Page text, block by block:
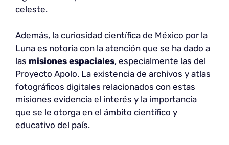
celeste.
Además, la curiosidad científica de México por la
Luna es notoria con la atención que se ha dado a
las misiones espaciales, especialmente las del
Proyecto Apolo. La existencia de archivos y atlas
fotográficos digitales relacionados con estas
misiones evidencia el interés y la importancia
que se le otorga en el ámbito científico y
educativo del país.